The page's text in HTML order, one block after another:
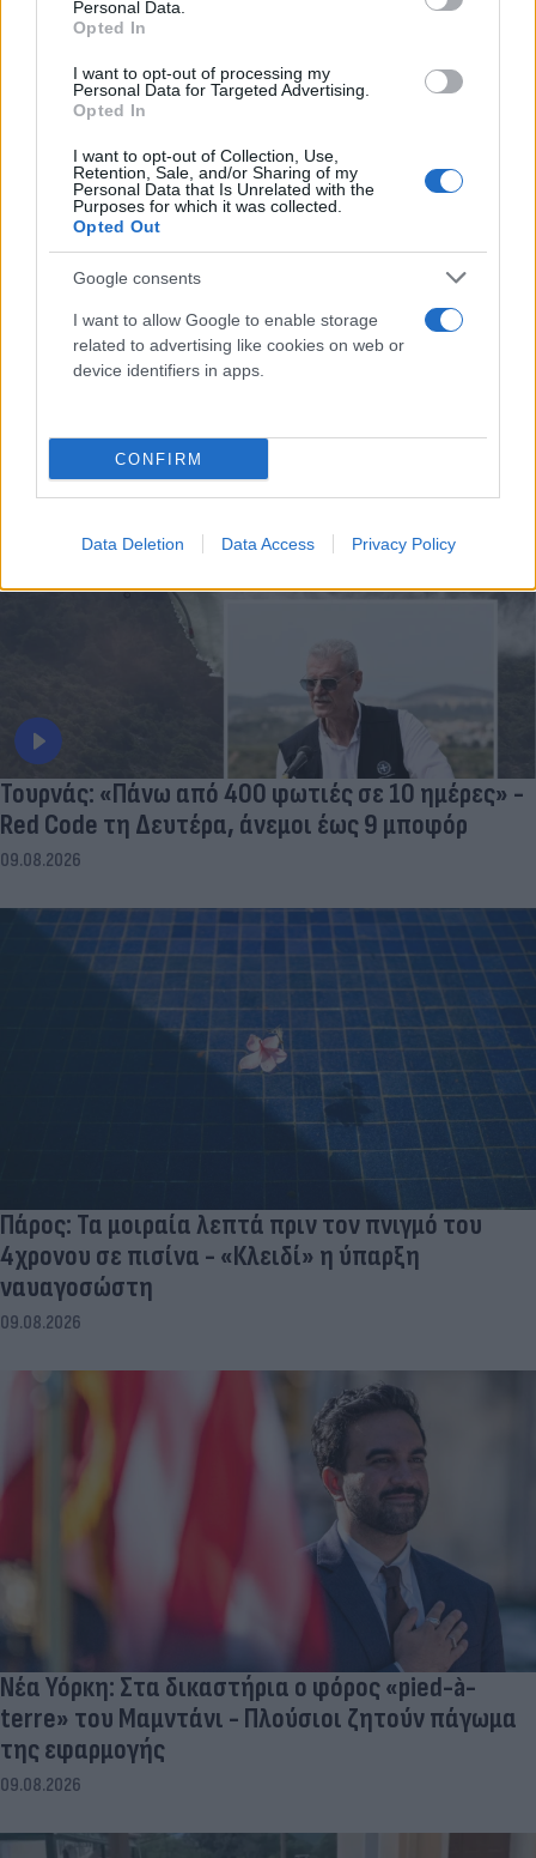
Personal Data.
Opted In
I want to opt-out of processing my
Personal Data for Targeted Advertising.
Opted In
I want to opt-out of Collection, Use,
Retention, Sale, and/or Sharing of my
Personal Data that Is Unrelated with the
Purposes for which it was collected.
Opted Out
Google consents
I want to allow Google to enable storage
related to advertising like cookies on web or
device identifiers in apps.
CONFIRM
Data Deletion Data Access Privacy Policy
Σαρακήνικο και πήγε για μπάνιο με την
09.08.2026
Τουρνάς: «Πάνω από 400 φωτιές σε 10 ημέρες» -
Red Code τη Δευτέρα, άνεμοι έως 9 μποφόρ
09.08.2026
Πάρος: Τα μοιραία λεπτά πριν τον πνιγμό του
4χρονου σε πισίνα - «Κλειδί» η ύπαρξη
ναυαγοσώστη
09.08.2026
Νέα Υόρκη: Στα δικαστήρια ο φόρος «pied-à-
terre» του Μαμντάνι - Πλούσιοι ζητούν πάγωμα
της εφαρμογής
09.08.2026